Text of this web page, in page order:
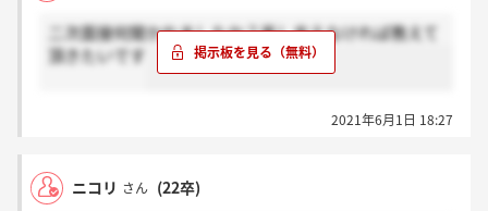
二次面接何聞かれましたか？差し支えなければ教えて
頂きたいです
2021年6月1日 18:27
ニコリ さん (22卒)